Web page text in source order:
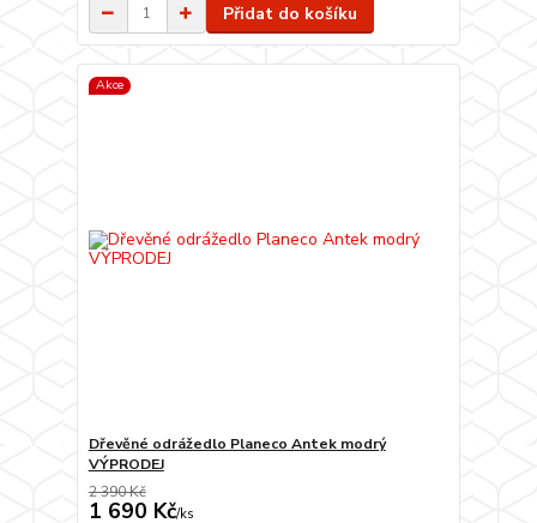
Přidat do košíku
Akce
Dřevěné odrážedlo Planeco Antek modrý
VÝPRODEJ
2 390 Kč
1 690 Kč/ks